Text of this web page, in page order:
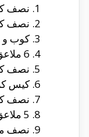
نصف
نصف
كوب و
6 ملاعق كبيره من السكر او حسب الرغبه
نصف
كيس
نصف
5 ملاعق كبيره من المكسرات
نصف